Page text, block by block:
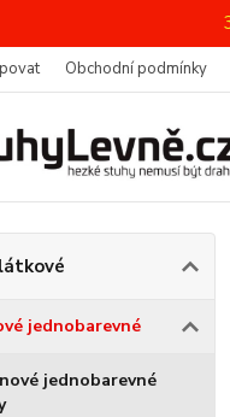
Obchodní podmínky
jednobarevné
jednobarevné